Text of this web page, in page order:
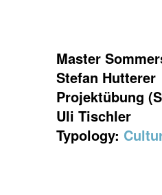
Master
Stefan Hutterer
Projektübung
Uli Tischler
Typology: